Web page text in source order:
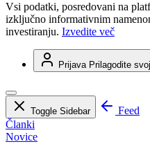
Vsi podatki, posredovani na
izključno informativnim
investiranju. Izvedite več
Prijava Prilagodite
Toggle Sidebar
Feed
Članki
Novice